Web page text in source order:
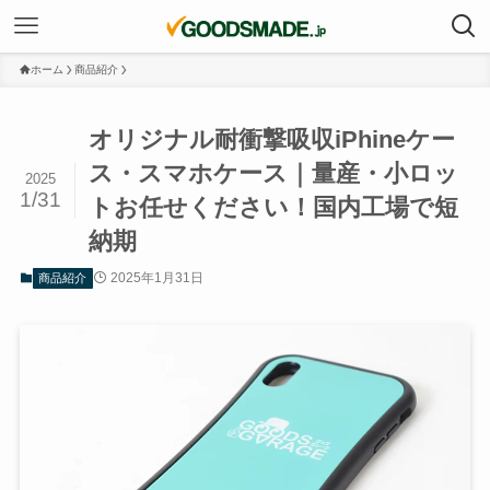
ホーム 商品紹介
オリジナル耐衝撃吸収iPhineケー
ス・スマホケース｜量産・小ロッ
トお任せください！国内工場で短
納期
2025
1/31
商品紹介 2025年1月31日